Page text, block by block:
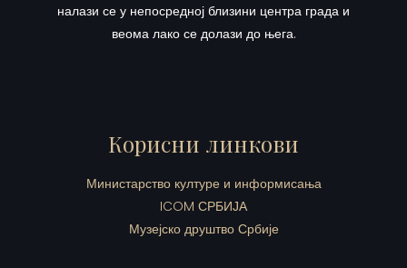
налази се у непосредној близини центра града и
веома лако се долази до њега.
Корисни линкови
Министарство културе и информисања
ICOM СРБИЈА
Музејско друштво Србије